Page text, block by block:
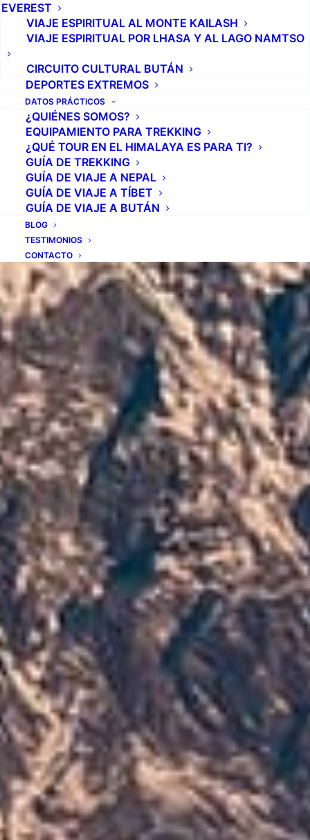
EVEREST
VIAJE ESPIRITUAL AL MONTE KAILASH
VIAJE ESPIRITUAL POR LHASA Y AL LAGO NAMTSO
CIRCUITO CULTURAL BUTÁN
DEPORTES EXTREMOS
DATOS PRÁCTICOS
¿QUIÉNES SOMOS?
EQUIPAMIENTO PARA TREKKING
¿QUÉ TOUR EN EL HIMALAYA ES PARA TI?
GUÍA DE TREKKING
GUÍA DE VIAJE A NEPAL
GUÍA DE VIAJE A TÍBET
GUÍA DE VIAJE A BUTÁN
BLOG
TESTIMONIOS
CONTACTO